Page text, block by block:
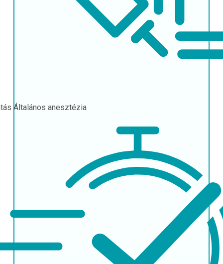
Általános anesztézia